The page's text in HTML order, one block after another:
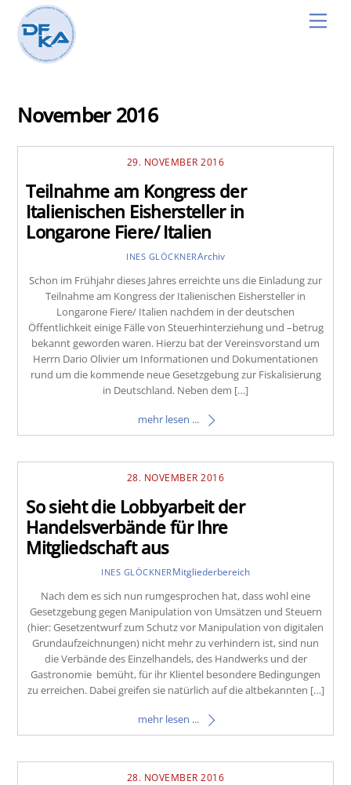
content
November 2016
29. NOVEMBER 2016
Teilnahme am Kongress der
Italienischen Eishersteller in
Longarone Fiere/ Italien
INES GLÖCKNERArchiv
Schon im Frühjahr dieses Jahres erreichte uns die Einladung zur
Teilnahme am Kongress der Italienischen Eishersteller in
Longarone Fiere/ Italien nachdem in der deutschen
Öffentlichkeit einige Fälle von Steuerhinterziehung und –betrug
bekannt geworden waren. Hierzu bat der Vereinsvorstand um
Herrn Dario Olivier um Informationen und Dokumentationen
rund um die kommende neue Gesetzgebung zur Fiskalisierung
in Deutschland. Neben dem […]
mehr lesen ...
28. NOVEMBER 2016
So sieht die Lobbyarbeit der
Handelsverbände für Ihre
Mitgliedschaft aus
INES GLÖCKNER Mitgliederbereich
Nach dem es sich nun rumgesprochen hat, dass wohl eine
Gesetzgebung gegen Manipulation von Umsätzen und Steuern
(hier: Gesetzentwurf zum Schutz vor Manipulation von digitalen
Grundaufzeichnungen) nicht mehr zu verhindern ist, sind nun
die Verbände des Einzelhandels, des Handwerks und der
Gastronomie bemüht, für ihr Klientel besondere Bedingungen
zu erreichen. Dabei greifen sie natürlich auf die altbekannten […]
mehr lesen ...
28. NOVEMBER 2016